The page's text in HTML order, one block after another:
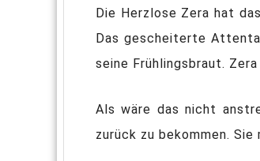
Die Herzlose Zera hat
Das gescheiterte
seine Frühlingsbraut.
Als wäre das nicht
zurück zu bekommen.